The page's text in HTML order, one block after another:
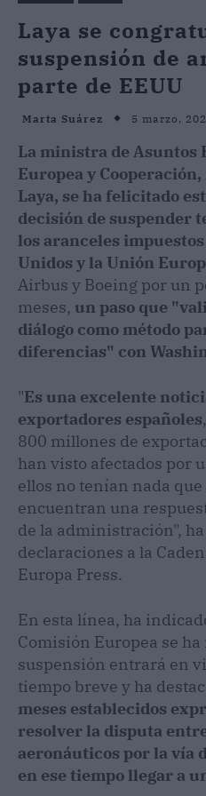
Laya se
suspensión de
parte de EEUU
Marta Suárez 5 marzo,
La ministra de Asuntos
Europea y
Laya, se ha felicitado
decisión de suspender
los aranceles
Unidos y la Unión
Airbus y Boeing por un
meses, un paso que
diálogo como método
diferencias" con
"Es una excelente
exportadores españoles
800 millones de
han visto afectados por
ellos no tenían nada
encuentran una
de la administración",
declaraciones a la
Europa Press.
En esta línea, ha
Comisión Europea se
suspensión entrará en
tiempo breve y ha
meses establecidos
resolver la disputa
aeronáuticos por la vía
en ese tiempo llegar a